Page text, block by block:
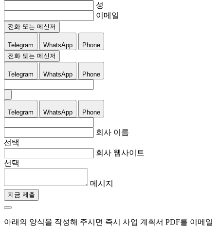
성
이메일
전화 또는 메신저
Telegram WhatsApp
Phone
전화 또는 메신저
Telegram WhatsApp Phone
Telegram WhatsApp Phone
회사 이름
선택
회사 웹사이트
선택
메시지
지금 제출
아래의 양식을 작성해 주시면 즉시 사업 계획서 PDF를 이메일